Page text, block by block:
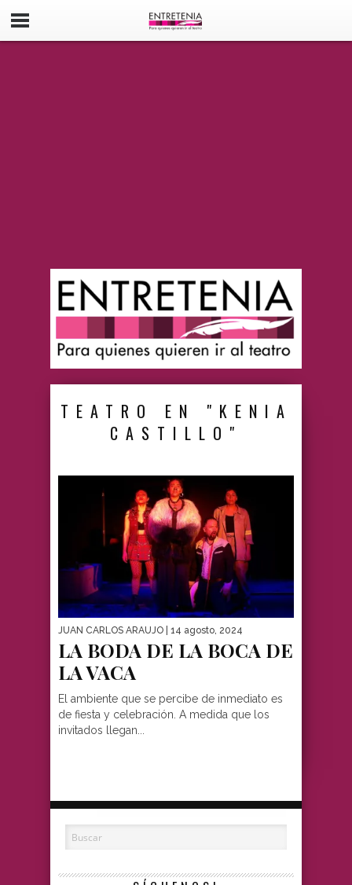
TEATRO EN "KENIA
CASTILLO"
JUAN CARLOS ARAUJO | 14 agosto, 2024
LA BODA DE LA BOCA DE
LA VACA
El ambiente que se percibe de inmediato es
de fiesta y celebración. A medida que los
invitados llegan...